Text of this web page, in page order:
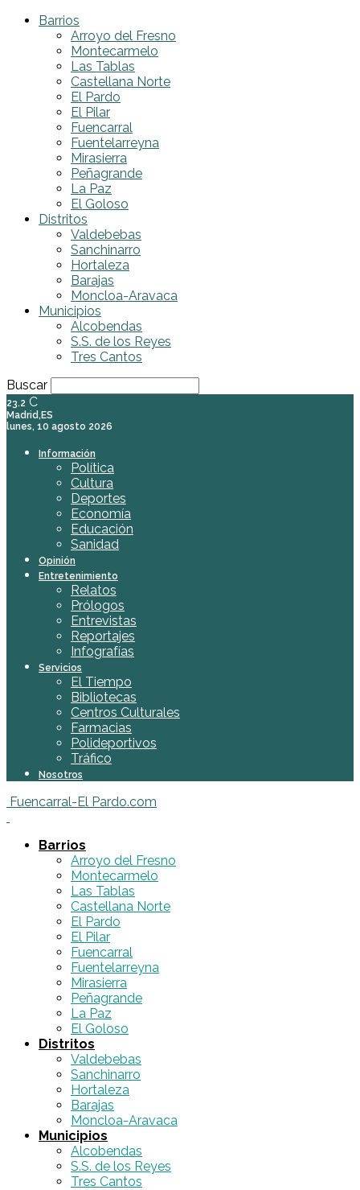
Barrios
Arroyo del Fresno
Montecarmelo
Las Tablas
Castellana Norte
El Pardo
El Pilar
Fuencarral
Fuentelarreyna
Mirasierra
Peñagrande
La Paz
El Goloso
Distritos
Valdebebas
Sanchinarro
Hortaleza
Barajas
Moncloa-Aravaca
Municipios
Alcobendas
S.S. de los Reyes
Tres Cantos
Buscar
23.2 C
Madrid,ES
lunes, 10 agosto 2026
Información
Política
Cultura
Deportes
Economía
Educación
Sanidad
Opinión
Entretenimiento
Relatos
Prólogos
Entrevistas
Reportajes
Infografías
Servicios
El Tiempo
Bibliotecas
Centros Culturales
Farmacias
Polideportivos
Tráfico
Nosotros
Fuencarral-El Pardo.com
Barrios
Arroyo del Fresno
Montecarmelo
Las Tablas
Castellana Norte
El Pardo
El Pilar
Fuencarral
Fuentelarreyna
Mirasierra
Peñagrande
La Paz
El Goloso
Distritos
Valdebebas
Sanchinarro
Hortaleza
Barajas
Moncloa-Aravaca
Municipios
Alcobendas
S.S. de los Reyes
Tres Cantos